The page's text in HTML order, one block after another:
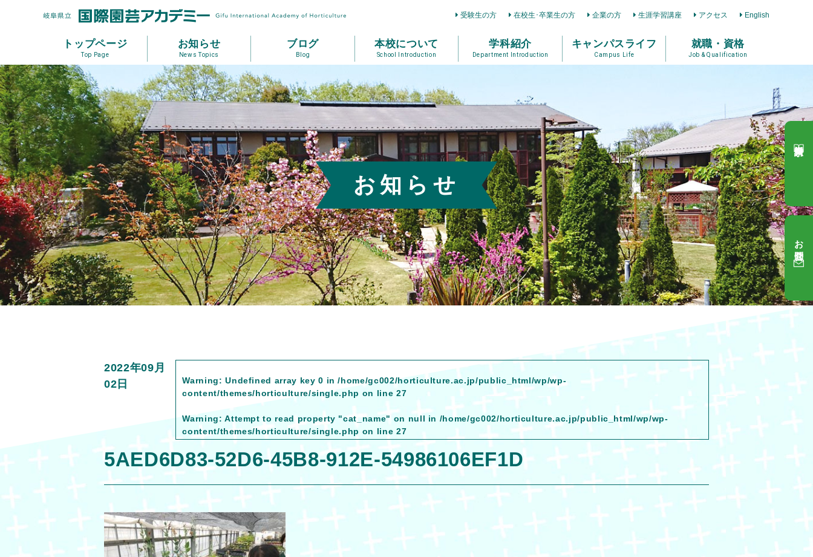
受験生の方 在校生･卒業生の方 企業の方 生涯学習講座 アクセス English
トップページ
Top Page
お知らせ
News Topics
ブログ
Blog
本校について
School Introduction
学科紹介
Department Introduction
キャンパスライフ
Campus Life
就職・資格
Job & Qualification
お知らせ
2022年09月
02日
Warning: Undefined array key 0 in/home/gc002/horticulture.ac.jp/public_html/wp/wp-
content/themes/horticulture/single.php on line 27
Warning: Attempt to read property "cat_name" on null in /home/gc002/horticulture.ac.jp/public_html/wp/wp-
content/themes/horticulture/single.php on line 27
5AED6D83-52D6-45B8-912E-54986106EF1D
お問合せ